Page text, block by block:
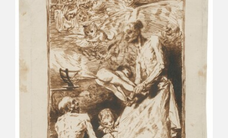
PUBLICACIONES
TIENDA ONLINE